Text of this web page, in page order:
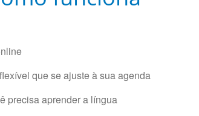
que se ajuste à sua agenda
precisa aprender a língua